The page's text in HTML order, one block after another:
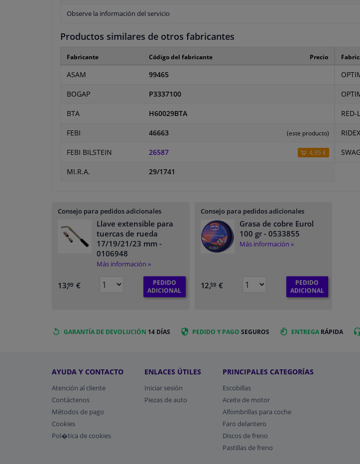
Observe la información del servicio
Productos similares de otros fabricantes
Fabricante Código del fabricante Precio
ASAM 99465
BOGAP P3337100
BTA H60029BTA
FEBI 46663 (este producto)
FEBI BILSTEIN 26587 4,95 €
MI.R.A. 29/1741
RED-
RIDEX
SWAG
Consejo para pedidos adicionales
Llave extensible para
tuercas de rueda
17/19/21/23 mm -
0106948
Más información »
13,99 €
PEDIDO
ADICIONAL
Consejo para pedidos adicionales
Grasa de cobre Eurol
100 gr- 0533855
Más información »
12,59 €
PEDIDO
ADICIONAL
GARANTÍA DE DEVOLUCIÓN 14 DÍAS PEDIDO Y PAGO SEGUROS ENTREGA RÁPIDA
AYUDA Y CONTACTO
Atención al cliente
Contáctenos
Métodos de pago
​Cookies
Pol�tica de cookies
ENLACES ÚTILES
Iniciar sesión
Piezas de auto
PRINCIPALES CATEGORÍAS
Escobillas
Aceite de motor
Alfombrillas para coche
Faro delantero
Discos de freno
Pastillas de freno